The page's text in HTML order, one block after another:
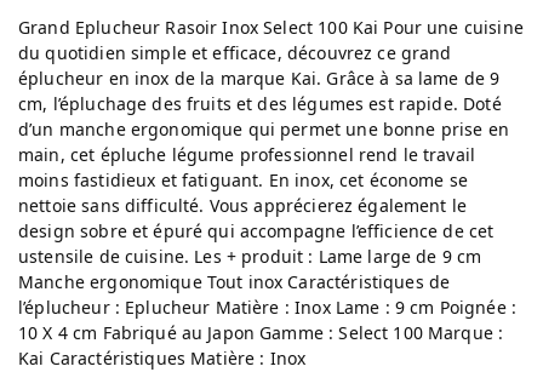
Grand Eplucheur Rasoir Inox Select 100 Kai Pour une cuisine
du quotidien simple et efficace, découvrez ce grand
éplucheur en inox de la marque Kai. Grâce à sa lame de 9
cm, l’épluchage des fruits et des légumes est rapide. Doté
d’un manche ergonomique qui permet une bonne prise en
main, cet épluche légume professionnel rend le travail
moins fastidieux et fatiguant. En inox, cet économe se
nettoie sans difficulté. Vous apprécierez également le
design sobre et épuré qui accompagne l’efficience de cet
ustensile de cuisine. Les + produit : Lame large de 9 cm
Manche ergonomique Tout inox Caractéristiques de
l’éplucheur : Eplucheur Matière : Inox Lame : 9 cm Poignée :
10 X 4 cm Fabriqué au Japon Gamme : Select 100 Marque :
Kai Caractéristiques Matière : Inox